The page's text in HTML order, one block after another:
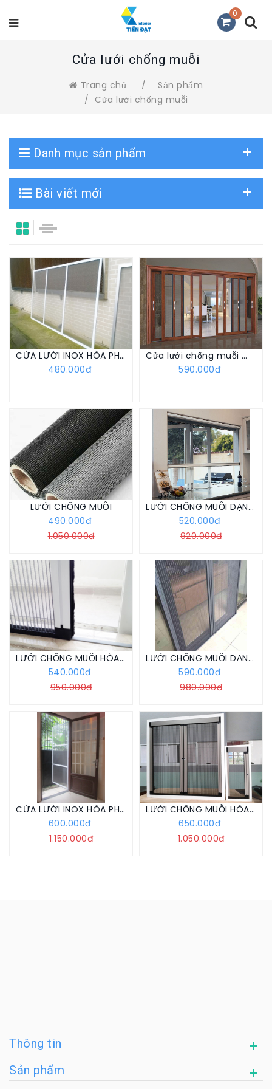
0
Cửa lưới chống muỗi
Trang chủ /
Sản phẩm
/ Cửa lưới chống muỗi
Danh mục sản phẩm
Bài viết mới
CỬA LƯỚI INOX HÒA PHÁT CỐ ĐỊNH
480.000đ
Cửa lưới chống muỗi màu vân gỗ
590.000đ
LƯỚI CHỐNG MUỖI
490.000đ
1.050.000đ
LƯỚI CHỐNG MUỖI DẠNG CUỐN
520.000đ
920.000đ
LƯỚI CHỐNG MUỖI HÒA PHÁT KHÔNG RAY
540.000đ
950.000đ
LƯỚI CHỐNG MUỖI DẠNG XẾP
590.000đ
980.000đ
CỬA LƯỚI INOX HÒA PHÁT DẠNG MỞ
600.000đ
1.150.000đ
LƯỚI CHỐNG MUỖI HÒA PHÁT DẠNG LÙA
650.000đ
1.050.000đ
Thông tin
Sản phẩm